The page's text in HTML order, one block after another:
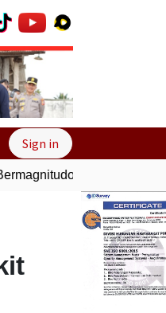
Next
Sign in
4,0 Guncang